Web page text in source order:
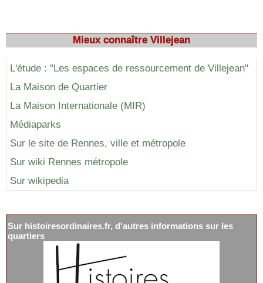
Mieux connaître Villejean
L'étude : "Les espaces de ressourcement de Villejean"
La Maison de Quartier
La Maison Internationale (MIR)
Médiaparks
Sur le site de Rennes, ville et métropole
Sur wiki Rennes métropole
Sur wikipedia
Sur histoiresordinaires.fr, d'autres informations sur les
quartiers